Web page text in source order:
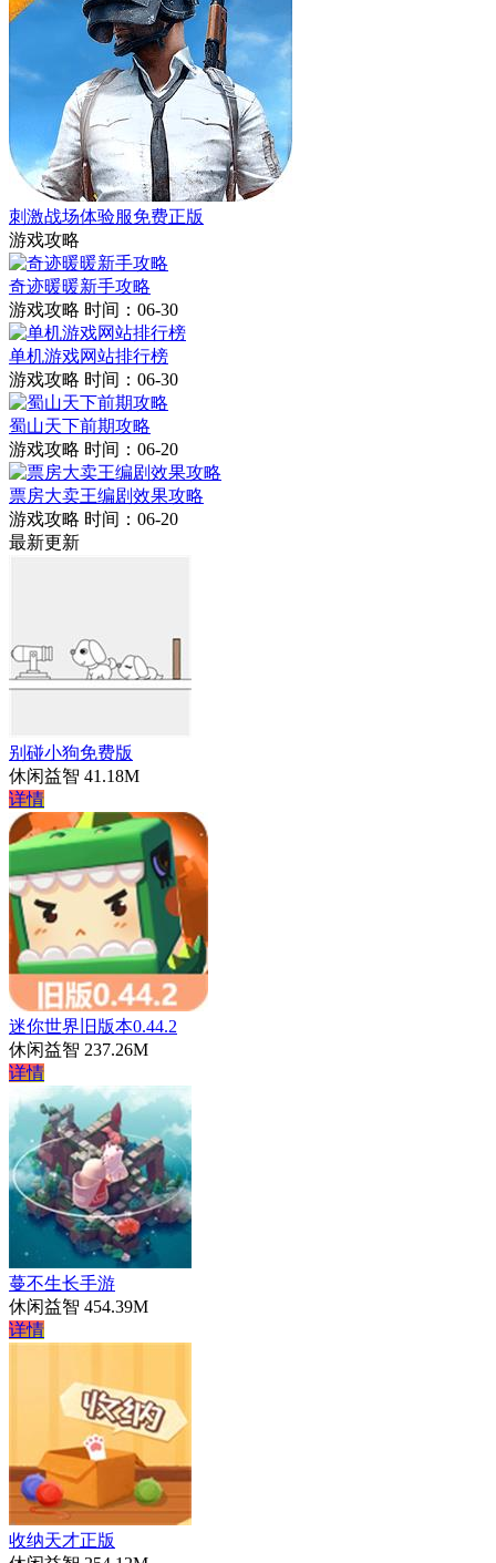
刺激战场体验服免费正版
游戏攻略
奇迹暖暖新手攻略
游戏攻略 时间：06-30
单机游戏网站排行榜
游戏攻略 时间：06-30
蜀山天下前期攻略
游戏攻略 时间：06-20
票房大卖王编剧效果攻略
游戏攻略 时间：06-20
最新更新
别碰小狗免费版
休闲益智 41.18M
详情
迷你世界旧版本0.44.2
休闲益智 237.26M
详情
蔓不生长手游
休闲益智 454.39M
详情
收纳天才正版